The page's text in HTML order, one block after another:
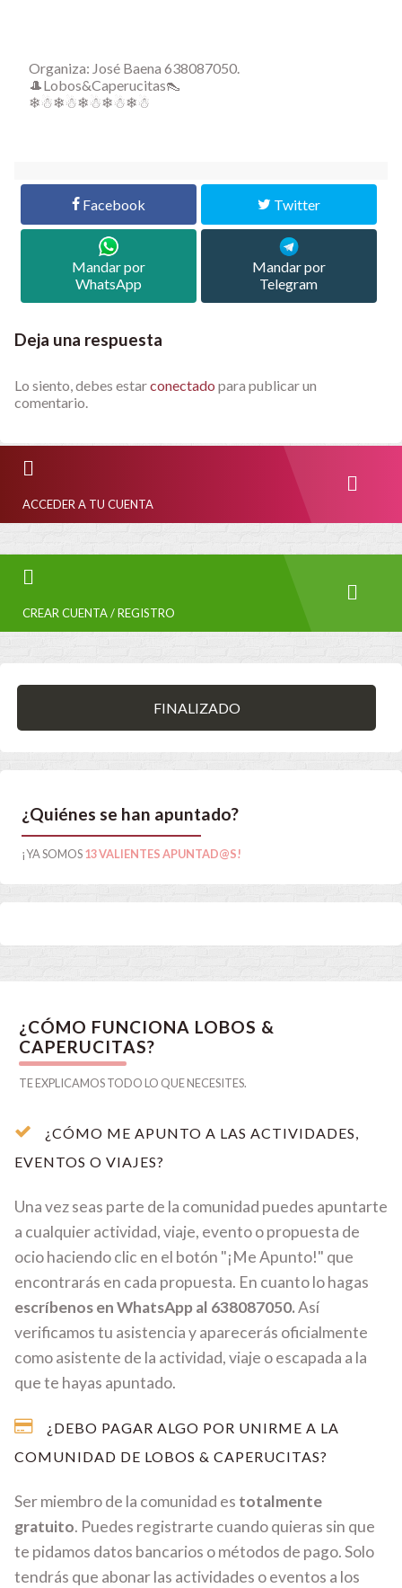
Organiza: José Baena 638087050.
🎩Lobos&Caperucitas👠
❄☃❄☃❄☃❄☃❄☃
Facebook Twitter
Mandar por
WhatsApp
Mandar por
Telegram
Deja una respuesta
Lo siento, debes estarconectado para publicar un
comentario.
ACCEDER A TU CUENTA
CREAR CUENTA / REGISTRO
FINALIZADO
¿Quiénes se han apuntado?
¡YA SOMOS13 VALIENTES APUNTAD@S!
¿CÓMO FUNCIONA LOBOS &
CAPERUCITAS?
TE EXPLICAMOS TODO LO QUE NECESITES.
¿CÓMO ME APUNTO A LAS ACTIVIDADES,
EVENTOS O VIAJES?
Una vez seas parte de la comunidad puedes apuntarte
a cualquier actividad, viaje, evento o propuesta de
ocio haciendo clic en el botón "¡Me Apunto!" que
encontrarás en cada propuesta. En cuanto lo hagas
escríbenos en WhatsApp al 638087050.Así
verificamos tu asistencia y aparecerás oficialmente
como asistente de la actividad, viaje o escapada a la
que te hayas apuntado.
¿DEBO PAGAR ALGO POR UNIRME A LA
COMUNIDAD DE LOBOS & CAPERUCITAS?
Ser miembro de la comunidad es totalmente
gratuito. Puedes registrarte cuando quieras sin que
te pidamos datos bancarios o métodos de pago. Solo
tendrás que abonar las actividades o eventos a los